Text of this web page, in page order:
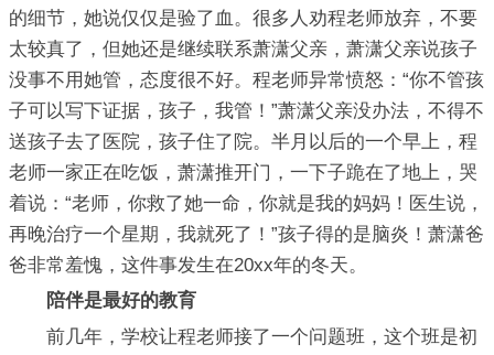
的细节，她说仅仅是验了血。很多人劝程老师放弃，不要
太较真了，但她还是继续联系萧潇父亲，萧潇父亲说孩子
没事不用她管，态度很不好。程老师异常愤怒：“你不管孩
子可以写下证据，孩子，我管！”萧潇父亲没办法，不得不
送孩子去了医院，孩子住了院。半月以后的一个早上，程
老师一家正在吃饭，萧潇推开门，一下子跪在了地上，哭
着说：“老师，你救了她一命，你就是我的妈妈！医生说，
再晚治疗一个星期，我就死了！”孩子得的是脑炎！萧潇爸
爸非常羞愧，这件事发生在20xx年的冬天。
陪伴是最好的教育
前几年，学校让程老师接了一个问题班，这个班是初